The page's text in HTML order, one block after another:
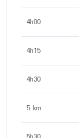
4h00
4h15
4h30
5 km